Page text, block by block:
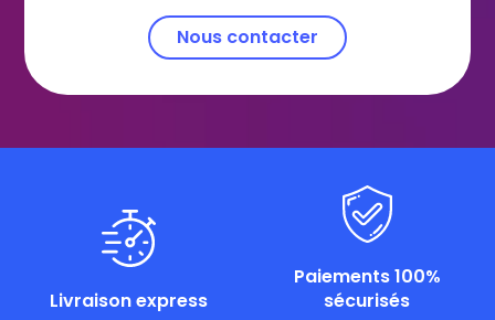
Nous contacter
Livraison express
Paiements 100%
sécurisés